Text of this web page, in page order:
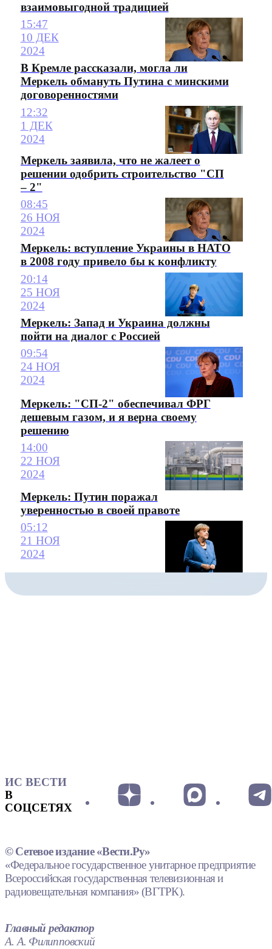
взаимовыгодной традицией
15:47
10 ДЕК
2024
В Кремле рассказали, могла ли
Меркель обмануть Путина с минскими
договоренностями
12:32
1 ДЕК
2024
Меркель заявила, что не жалеет о
решении одобрить строительство "СП
– 2"
08:45
26 НОЯ
2024
Меркель: вступление Украины в НАТО
в 2008 году привело бы к конфликту
20:14
25 НОЯ
2024
Меркель: Запад и Украина должны
пойти на диалог с Россией
09:54
24 НОЯ
2024
Меркель: "СП-2" обеспечивал ФРГ
дешевым газом, и я верна своему
решению
14:00
22 НОЯ
2024
Меркель: Путин поражал
уверенностью в своей правоте
05:12
21 НОЯ
2024
ИС ВЕСТИ
В
СОЦСЕТЯХ
© Сетевое издание «Вести.Ру»
«Федеральное государственное унитарное предприятие
Всероссийская государственная телевизионная и
радиовещательная компания» (ВГТРК).
Главный редактор
А. А. Филипповский